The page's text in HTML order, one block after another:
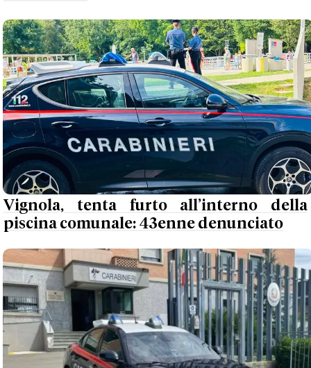
Vignola, tenta furto all’interno della
piscina comunale: 43enne denunciato